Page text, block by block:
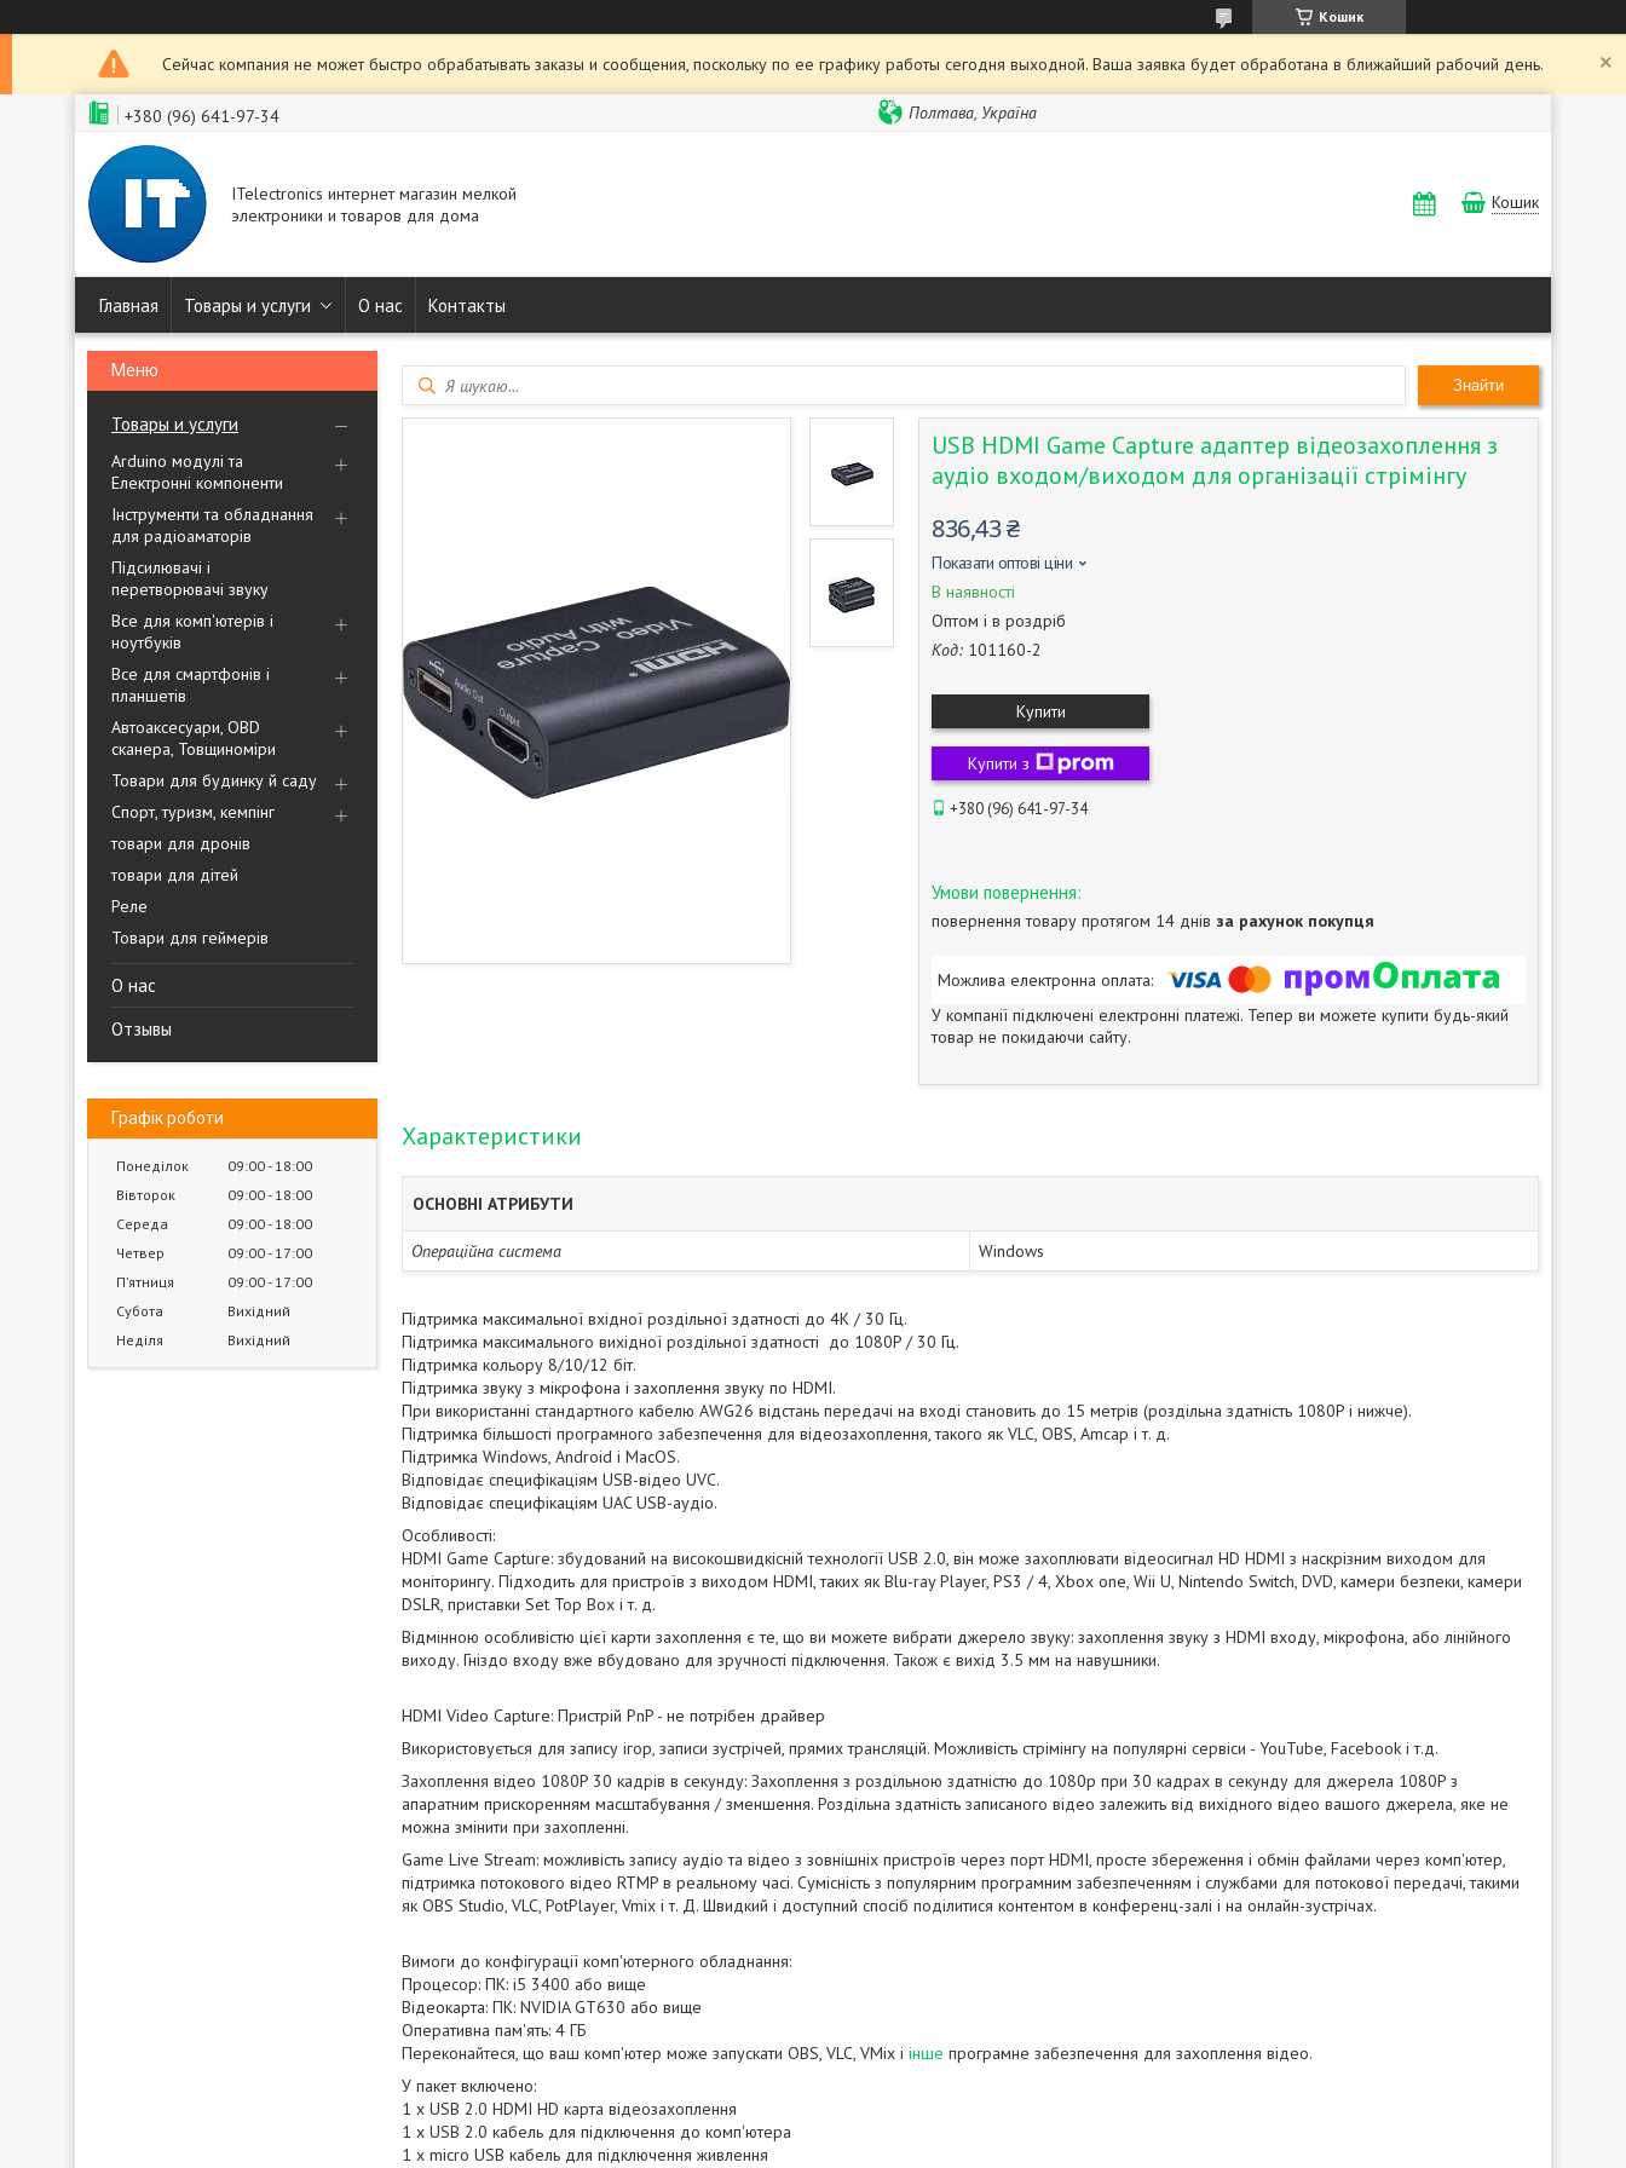
Кошик
Сейчас компания не может быстро обрабатывать заказы и сообщения, поскольку по ее графику работы сегодня выходной. Ваша заявка будет обработана в ближайший рабочий день.
+380 (96) 641-97-34 Полтава, Україна
ITelectronics интернет магазин мелкой
электроники и товаров для дома
Кошик
Главная Товары и услуги О нас Контакты
Товары и услуги
Arduino модулі та
Електронні компоненти
Інструменти та обладнання
для радіоаматорів
Підсилювачі і
перетворювачі звуку
Все для комп'ютерів і
ноутбуків
Все для смартфонів і
планшетів
Автоаксесуари, OBD
сканера, Товщиноміри
Товари для будинку й саду
Спорт, туризм, кемпінг
товари для дронів
товари для дітей
Реле
Товари для геймерів
О нас
Отзывы
Графік роботи
Понеділок 09:00 18:00
Вівторок
09:00 18:00
Середа
09:00 18:00
Четвер
09:00 17:00
Пʼятниця
09:00 17:00
Субота
Вихідний
Неділя
Вихідний
Знайти
USB HDMI Game Capture адаптер відеозахоплення з
аудіо входом/виходом для організації стрімінгу
836,43 ₴
Показати оптові ціни
В наявності
Оптом і в роздріб
Код: 101160-2
Купити
Купити з
+380 (96) 641-97-34
повернення товару протягом 14 днів за рахунок покупця
У компанії підключені електронні платежі. Тепер ви можете купити будь-який
товар не покидаючи сайту.
Характеристики
ОСНОВНІ АТРИБУТИ
Операційна система Windows
Підтримка максимальної вхідної роздільної здатності до 4K / 30 Гц.
Підтримка максимального вихідної роздільної здатності до 1080P / 30 Гц.
Підтримка кольору 8/10/12 біт.
Підтримка звуку з мікрофона і захоплення звуку по HDMI.
При використанні стандартного кабелю AWG26 відстань передачі на вході становить до 15 метрів (роздільна здатність 1080P і нижче).
Підтримка більшості програмного забезпечення для відеозахоплення, такого як VLC, OBS, Amcap і т. д.
Підтримка Windows, Android і MacOS.
Відповідає специфікаціям USB-відео UVC.
Відповідає специфікаціям UAC USB-аудіо.
Особливості:
HDMI Game Capture: збудований на високошвидкісній технології USB 2.0, він може захоплювати відеосигнал HD HDMI з наскрізним виходом для
моніторингу. Підходить для пристроїв з виходом HDMI, таких як Blu-ray Player, PS3 / 4, Xbox one, Wii U, Nintendo Switch, DVD, камери безпеки, камери
DSLR, приставки Set Top Box і т. д.
Відмінною особливістю цієї карти захоплення є те, що ви можете вибрати джерело звуку: захоплення звуку з HDMI входу, мікрофона, або лінійного
виходу. Гніздо входу вже вбудовано для зручності підключення. Також є вихід 3.5 мм на навушники.
HDMI Video Capture: Пристрій PnP - не потрібен драйвер
Використовується для запису ігор, записи зустрічей, прямих трансляцій. Можливість стрімінгу на популярні сервіси - YouTube, Facebook і т.д.
Захоплення відео 1080P 30 кадрів в секунду: Захоплення з роздільною здатністю до 1080p при 30 кадрах в секунду для джерела 1080P з
апаратним прискоренням масштабування / зменшення. Роздільна здатність записаного відео залежить від вихідного відео вашого джерела, яке не
можна змінити при захопленні.
Game Live Stream: можливість запису аудіо та відео з зовнішніх пристроїв через порт HDMI, просте збереження і обмін файлами через комп'ютер,
підтримка потокового відео RTMP в реальному часі. Сумісність з популярним програмним забезпеченням і службами для потокової передачі, такими
як OBS Studio, VLC, PotPlayer, Vmix і т. Д. Швидкий і доступний спосіб поділитися контентом в конференц-залі і на онлайн-зустрічах.
Вимоги до конфігурації комп'ютерного обладнання:
Процесор: ПК: i5 3400 або вище
Відеокарта: ПК: NVIDIA GT630 або вище
Оперативна пам'ять: 4 ГБ
Переконайтеся, що ваш комп'ютер може запускати OBS, VLC, VMix і інше програмне забезпечення для захоплення відео.
У пакет включено:
1 x USB 2.0 HDMI HD карта відеозахоплення
1 x USB 2.0 кабель для підключення до комп'ютера
1 х micro USB кабель для підключення живлення